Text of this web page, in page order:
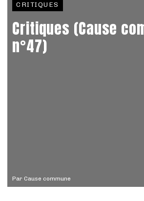
Par Cause commune
CRITIQUES
Critiques (Cause
n°47)